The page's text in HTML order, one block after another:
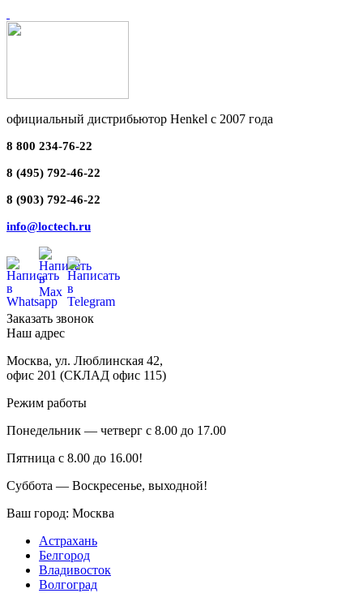
официальный дистрибьютор Henkel с 2007 года
8 800 234-76-22
8 (495) 792-46-22
8 (903) 792-46-22
info@loctech.ru
Заказать звонок
Наш адрес
Москва, ул. Люблинская 42,
офис 201 (СКЛАД офис 115)
Режим работы
Понедельник — четверг с 8.00 до 17.00
Пятница с 8.00 до 16.00!
Суббота — Воскресенье, выходной!
Ваш город: Москва
Астрахань
Белгород
Владивосток
Волгоград